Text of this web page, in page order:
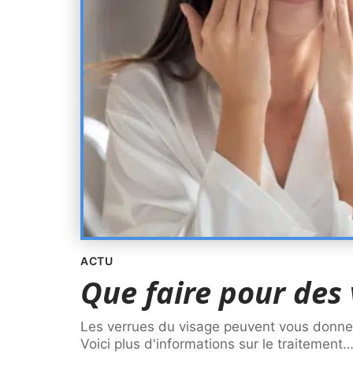
ACTU
Que faire pour
Les verrues du visage peuvent vous
Voici plus d'informations sur le traitement…